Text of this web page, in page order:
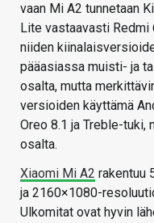
vaan Mi A2 tunnetaan
Lite vastaavasti Redmi
niiden
pääasiassa muisti- ja
osalta, mutta
versioiden käyttämä
Oreo 8.1 ja Treble-tuki,
osalta.
Xiaomi Mi A2 rakentuu
ja 2160×1080-
Ulkomitat ovat hyvin